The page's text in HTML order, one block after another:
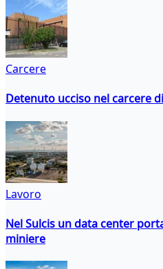
Carcere
Detenuto ucciso nel carcere
Lavoro
Nel Sulcis un data center
miniere